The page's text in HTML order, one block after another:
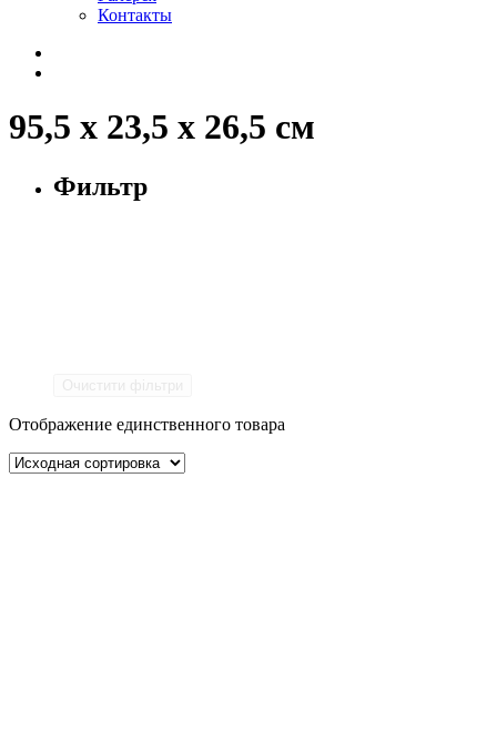
Контакты
95,5 х 23,5 х 26,5 см
Фильтр
Отображение единственного товара